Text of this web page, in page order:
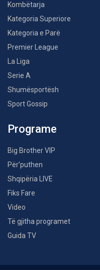
Kombëtarja
Kategoria Superiore
Kategoria e Parë
Premier League
La Liga
Serie A
Shumësportësh
Sport Gossip
Programe
Big Brother VIP
Për’puthen
Shqipëria LIVE
Fiks Fare
Video
Të gjitha programet
Guida TV